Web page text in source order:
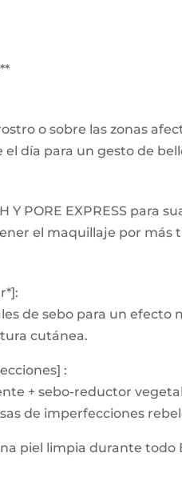
o sobre las zonas
día para un gesto de
PORE EXPRESS para
el maquillaje por más
de sebo para un
cutánea.
:
+ sebo-reductor
de imperfecciones
piel limpia durante